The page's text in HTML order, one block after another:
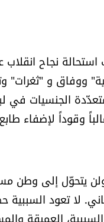
1990 ووقود النزاع: بسبب
ووفاق و "ثغرات"
الجنسيات في
وقوداً
ولن يتحوّل إلى
لا تعود